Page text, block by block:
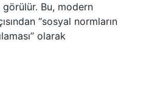
Bu, modern
“sosyal normların
olarak